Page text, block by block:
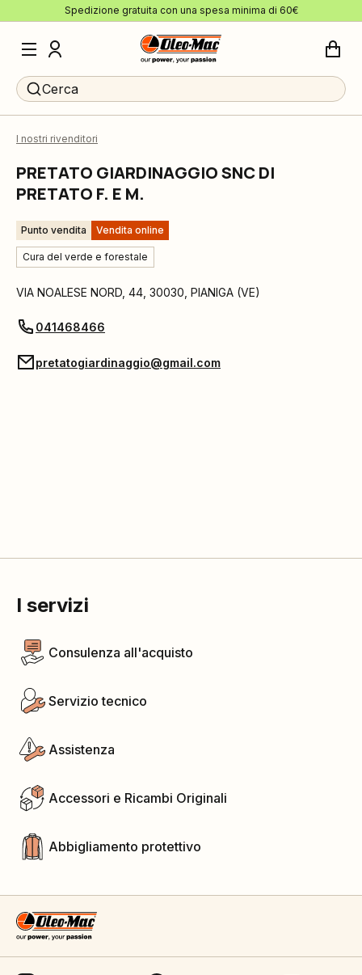
Spedizione gratuita con una spesa minima di 60€
Cerca
I nostri rivenditori
PRETATO GIARDINAGGIO SNC DI
PRETATO F. E M.
Punto vendita Vendita online
Cura del verde e forestale
VIA NOALESE NORD, 44 30030 PIANIGA (VE)
041468466
pretatogiardinaggio@gmail.com
I servizi
Consulenza all'acquisto
Servizio tecnico
Assistenza
Accessori e Ricambi Originali
Abbigliamento protettivo